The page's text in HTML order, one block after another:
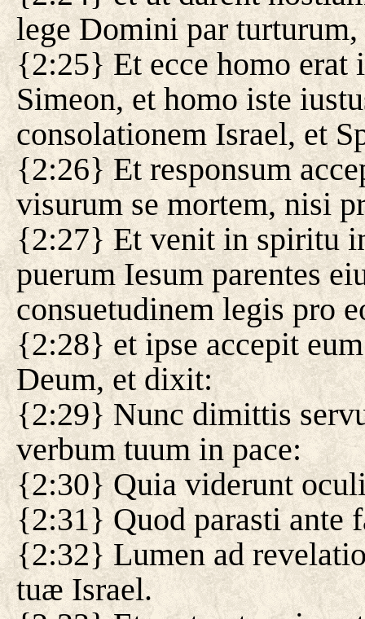
lege Domini par
{2:25} Et ecce homo erat
Simeon, et homo iste
consolationem Israel, et
{2:26} Et responsum
visurum se mortem, nisi
{2:27} Et venit in spiritu
puerum Iesum parentes
consuetudinem legis pro
{2:28} et ipse accepit
Deum, et dixit:
{2:29} Nunc dimittis
verbum tuum in pace:
{2:30} Quia viderunt
{2:31} Quod parasti ante
{2:32} Lumen ad
tuæ Israel.